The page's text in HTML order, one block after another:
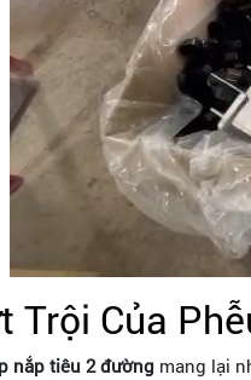
Trội Của
nắp tiêu 2 đường mang lại